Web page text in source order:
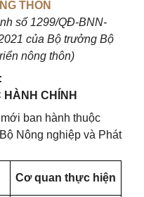
THÔN
số 1299/QĐ-BNN-
của Bộ trưởng Bộ
nông thôn)
HÀNH CHÍNH
ban hành thuộc
Nông nghiệp và Phát
Cơ quan thực hiện